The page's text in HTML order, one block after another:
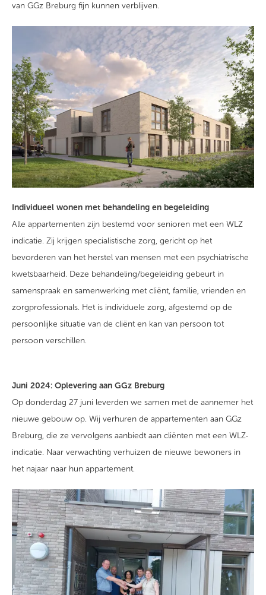
van GGz Breburg fijn kunnen verblijven.
Individueel wonen met behandeling en begeleiding
Alle appartementen zijn bestemd voor senioren met een WLZ
indicatie. Zij krijgen specialistische zorg, gericht op het
bevorderen van het herstel van mensen met een psychiatrische
kwetsbaarheid. Deze behandeling/begeleiding gebeurt in
samenspraak en samenwerking met cliënt, familie, vrienden en
zorgprofessionals. Het is individuele zorg, afgestemd op de
persoonlijke situatie van de cliënt en kan van persoon tot
persoon verschillen.
Juni 2024: Oplevering aan GGz Breburg
Op donderdag 27 juni leverden we samen met de aannemer het
nieuwe gebouw op. Wij verhuren de appartementen aan GGz
Breburg, die ze vervolgens aanbiedt aan cliënten met een WLZ-
indicatie. Naar verwachting verhuizen de nieuwe bewoners in
het najaar naar hun appartement.